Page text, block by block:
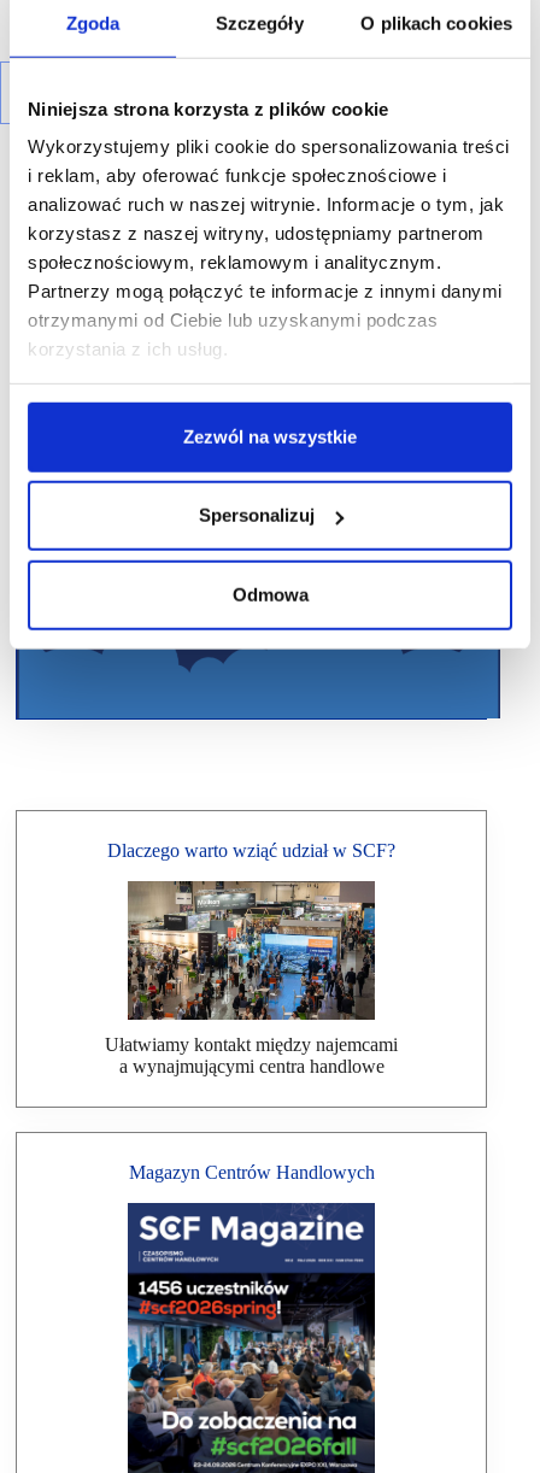
Zgoda Szczegóły O plikach cookies
Niniejsza strona korzysta z plików cookie
Wykorzystujemy pliki cookie do spersonalizowania treści
i reklam, aby oferować funkcje społecznościowe i
analizować ruch w naszej witrynie. Informacje o tym, jak
korzystasz z naszej witryny, udostępniamy partnerom
społecznościowym, reklamowym i analitycznym.
Partnerzy mogą połączyć te informacje z innymi danymi
otrzymanymi od Ciebie lub uzyskanymi podczas
korzystania z ich usług.
Zezwól na wszystkie
Spersonalizuj
Odmowa
R E K L A M A
Dlaczego warto wziąć udział w SCF?
Ułatwiamy kontakt między najemcami
a wynajmującymi centra handlowe
Magazyn Centrów Handlowych